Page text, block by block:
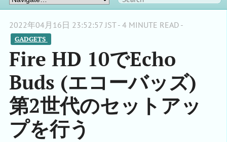
2022年04月16日 23:52:57 JST - 4 MINUTE READ -
GADGETS
Fire HD 10でEcho
Buds (エコーバッズ)
第2世代のセットアッ
プを行う